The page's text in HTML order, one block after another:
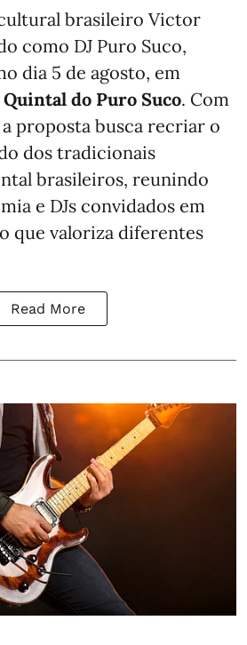
brasileiro Victor
como DJ Puro Suco,
dia 5 de agosto, em
Quintal do Puro Suco. Com
proposta busca recriar o
dos tradicionais
brasileiros, reunindo
e DJs convidados em
que valoriza diferentes
Read More